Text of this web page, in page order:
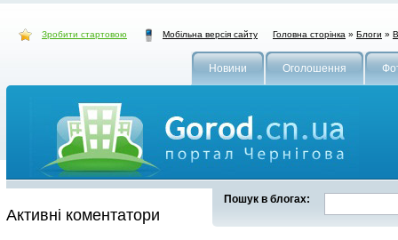
Зробити стартовою Мобільна версія сайту Головна сторінка » Блоги »
Новини Оголошення
Пошук в блогах:
Активні коментатори